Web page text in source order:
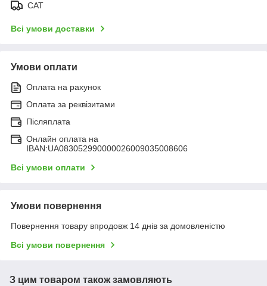
САТ
Всі умови доставки
Умови оплати
Оплата на рахунок
Оплата за реквізитами
Післяплата
Онлайн оплата на
IBAN:UA083052990000026009035008606
Всі умови оплати
Умови повернення
Повернення товару впродовж 14 днів за домовленістю
Всі умови повернення
З цим товаром також замовляють